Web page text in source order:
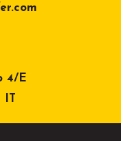
4/E